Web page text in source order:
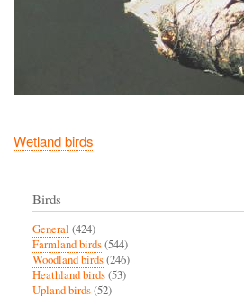
Wetland birds
Birds
General (424)
Farmland birds(544)
Woodland birds(246)
Heathland birds(53)
Upland birds(52)